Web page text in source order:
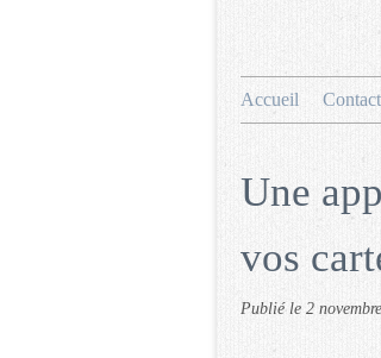
Accueil Contact
Une
vos
Publié le 2